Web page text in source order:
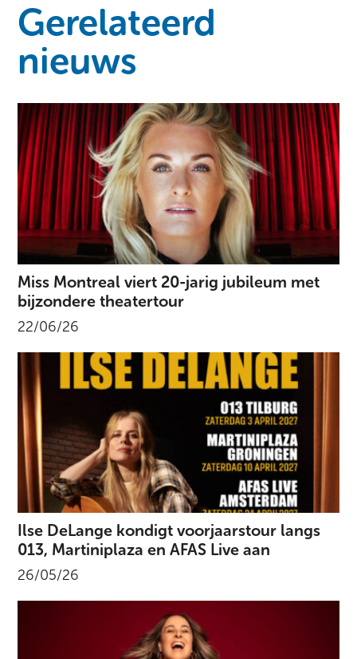
Gerelateerd
nieuws
Miss Montreal viert 20-jarig jubileum met
bijzondere theatertour
22/06/26
Ilse DeLange kondigt voorjaarstour langs
013, Martiniplaza en AFAS Live aan
26/05/26